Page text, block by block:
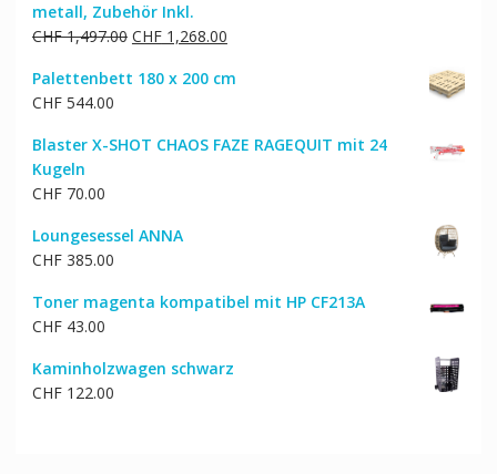
metall, Zubehör Inkl.
CHF1,497.00 Ursprünglicher
war:
CHF1,268.00Aktueller
ist:
Palettenbett 180 x 200 cm
CHF544.00
Blaster X-SHOT CHAOS FAZE RAGEQUIT mit 24
Kugeln
CHF70.00
Loungesessel ANNA
CHF385.00
Toner magenta kompatibel mit HP CF213A
CHF43.00
Kaminholzwagen schwarz
CHF122.00